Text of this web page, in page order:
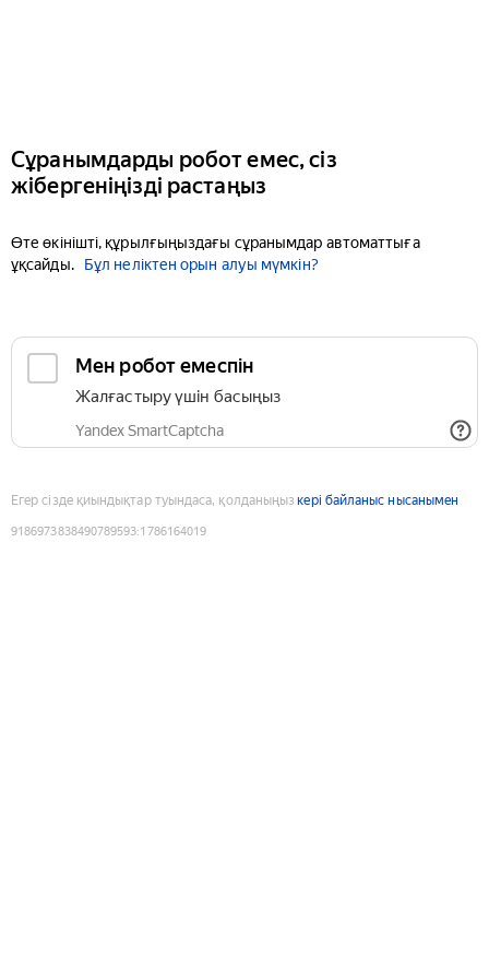
Сұранымдарды робот емес, сіз
жібергеніңізді растаңыз
Өте өкінішті, құрылғыңыздағы сұранымдар автоматтыға
ұқсайды.
Бұл неліктен орын алуы мүмкін?
Мен робот емеспін
Жалғастыру үшін басыңыз
Yandex SmartCaptcha
Егер сізде қиындықтар туындаса, қолданыңыз кері байланыс нысанымен
9186973838490789593:1786164019